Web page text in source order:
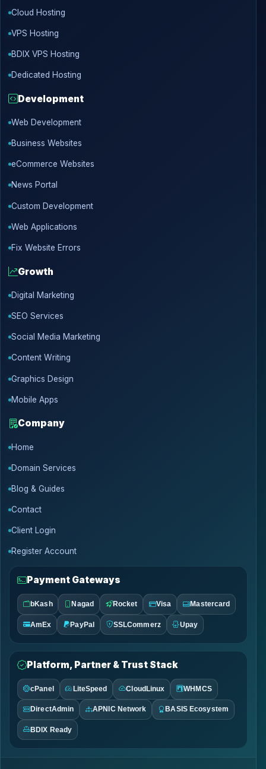
Cloud Hosting
VPS Hosting
BDIX VPS Hosting
Dedicated Hosting
Development
Web Development
Business Websites
eCommerce Websites
News Portal
Custom Development
Web Applications
Fix Website Errors
Growth
Digital Marketing
SEO Services
Social Media Marketing
Content Writing
Graphics Design
Mobile Apps
Company
Home
Domain Services
Blog & Guides
Contact
Client Login
Register Account
Payment Gateways
bKash Nagad Rocket Visa Mastercard
AmEx PayPal SSLCommerz Upay
Platform, Partner & Trust Stack
cPanel LiteSpeed CloudLinux WHMCS
DirectAdmin APNIC Network BASIS Ecosystem
BDIX Ready